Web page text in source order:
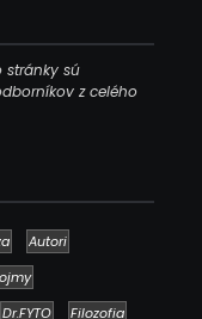
stránky sú
z celého
Autori
Dr.FYTO
Filozofia